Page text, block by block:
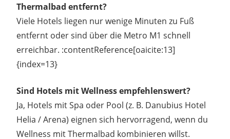
Thermalbad entfernt?
Viele Hotels liegen nur wenige Minuten zu Fuß
entfernt oder sind über die Metro M1 schnell
erreichbar. :contentReference[oaicite:13]
{index=13}
Sind Hotels mit Wellness empfehlenswert?
Ja, Hotels mit Spa oder Pool (z. B. Danubius Hotel
Helia / Arena) eignen sich hervorragend, wenn du
Wellness mit Thermalbad kombinieren willst.